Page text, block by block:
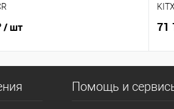
/ шт 71
Помощь и